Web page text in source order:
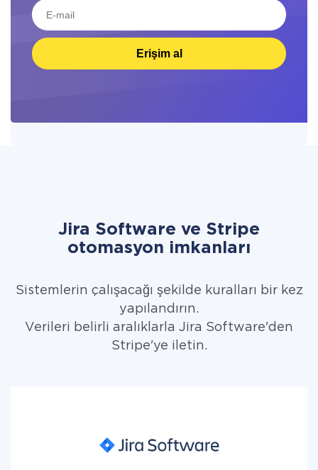
Erişim al
Jira Software ve Stripe
otomasyon imkanları
Sistemlerin çalışacağı şekilde kuralları bir kez
yapılandırın.
Verileri belirli aralıklarla Jira Software'den
Stripe'ye iletin.